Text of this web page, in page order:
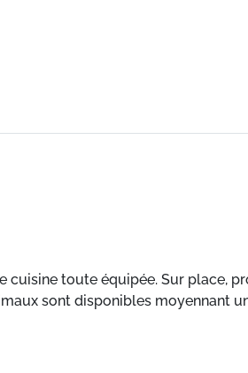
cuisine toute équipée. Sur place,
sont disponibles moyennant